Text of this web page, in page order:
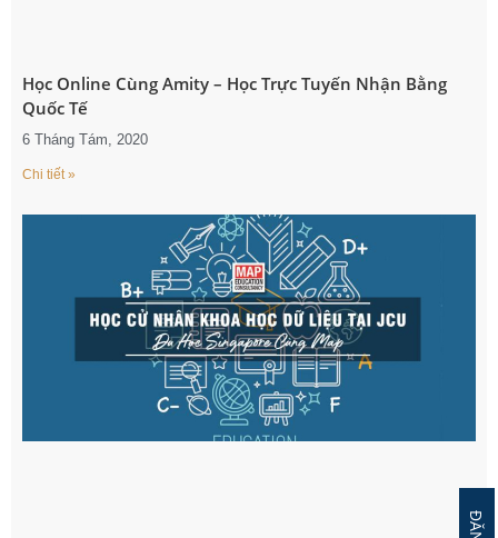
Học Online Cùng Amity – Học Trực Tuyến Nhận Bằng
Quốc Tế
6 Tháng Tám, 2020
Chi tiết »